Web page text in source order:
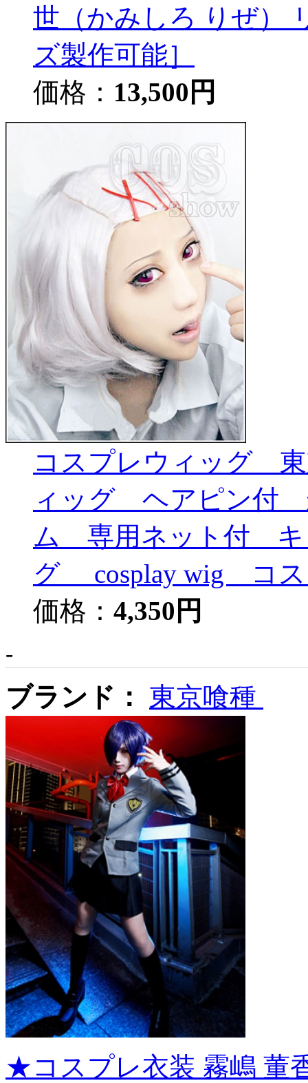
世（かみしろ りぜ
ズ製作可能］
価格： 13,500円
コスプレウィッグ 東
ィッグ ヘアピン付
ム 専用ネット付
グ cosplay wig コ
価格： 4,350円
-
ブランド： 東京喰種
★コスプレ衣装 霧嶋 董